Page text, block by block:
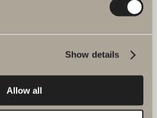
Show details
Allow all
Tegneverktøy